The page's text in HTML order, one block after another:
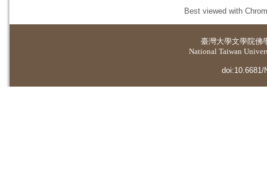
Best viewed with
臺灣大學文學院佛
National Taiwan
doi:10.6681/